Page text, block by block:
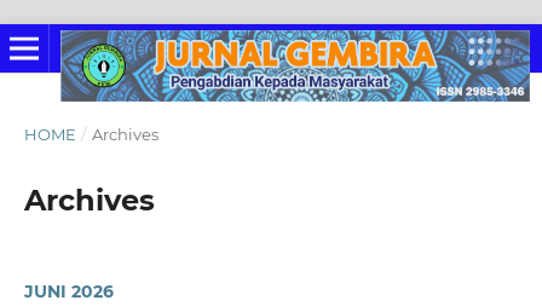
HOME / Archives
Archives
JUNI 2026